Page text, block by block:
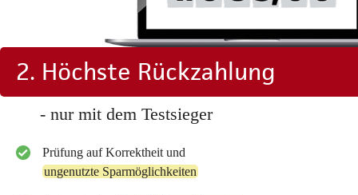
2. Höchste Rückzahlung
- nur mit dem Testsieger
Prüfung auf Korrektheit und
ungenutzte Sparmöglichkeiten